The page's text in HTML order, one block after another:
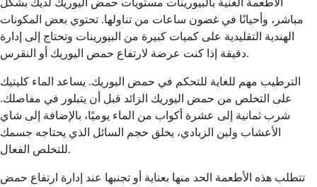
الأطعمة الغنية بالبيورينات مستويات حمض اليوريك لديك بشكل
مباشر، وأحيانًا في غضون ساعات من تناولها. تحتوي بعض المكونات
الهندية التقليدية على كميات كبيرة من البيورينات وتحتاج إلى إدارة
دقيقة إذا كنت عرضة لارتفاع حمض اليوريك أو النقرس.
الترطيب مهم للغاية للتحكم في حمض اليوريك. يساعد الماء كليتيك
على التخلص من حمض اليوريك الزائد قبل أن يتبلور في مفاصلك.
شرب ثمانية إلى عشرة أكواب من الماء يوميًا، بالإضافة إلى شاي
الأعشاب ولبن الزبادي، يخلق حجم السائل الذي يحتاجه جسمك
للتخلص الفعال.
تتطلب هذه الأطعمة الحد منها بعناية أو تجنبها عند إدارة ارتفاع حمض